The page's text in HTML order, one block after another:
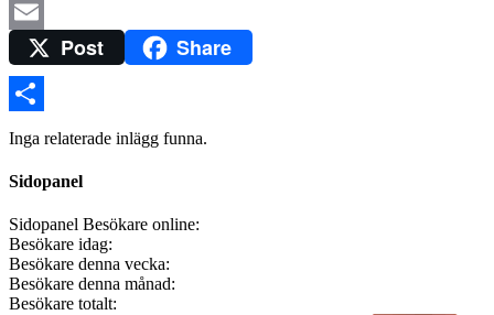
Twitter
Email
Post Share
Dela
Inga relaterade inlägg funna.
Sidopanel
Sidopanel Besökare online:
Besökare idag:
Besökare denna vecka:
Besökare denna månad:
Besökare totalt: